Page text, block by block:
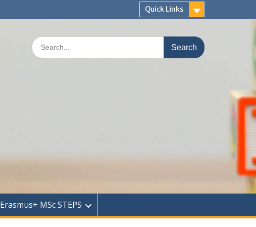
Quick Links
Search
for:
Erasmus+ MSc STEPS